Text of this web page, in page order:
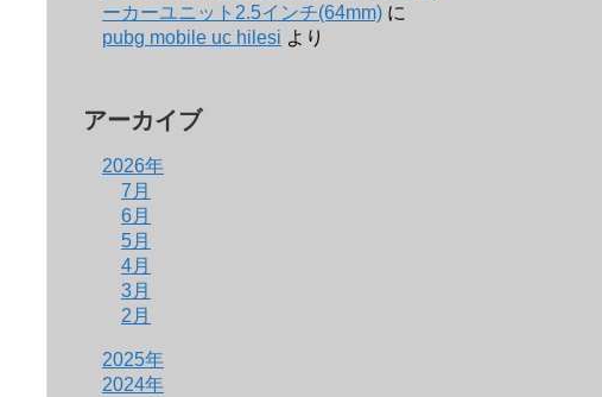
ーカーユニット2.5インチ(64mm) に
pubg mobile uc hilesi より
アーカイブ
2026年
7月
6月
5月
4月
3月
2月
2025年
2024年